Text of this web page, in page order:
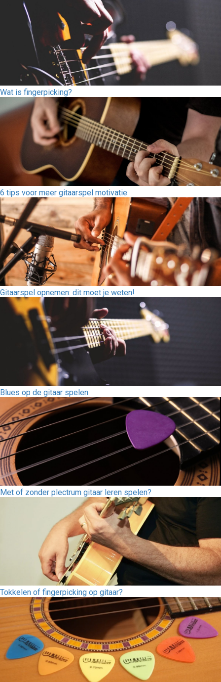
Wat is fingerpicking?
6 tips voor meer gitaarspel motivatie
Gitaarspel opnemen: dit moet je weten!
Blues op de gitaar spelen
Met of zonder plectrum gitaar leren spelen?
Tokkelen of fingerpicking op gitaar?